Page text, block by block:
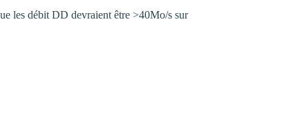
les débit DD devraient être >40Mo/s sur